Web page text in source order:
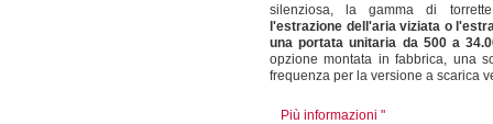
silenziosa, la gamma di
l'estrazione dell'aria viziata o
una portata unitaria da 500 a
opzione montata in fabbrica, una
frequenza per la versione a scarica
Più informazioni "